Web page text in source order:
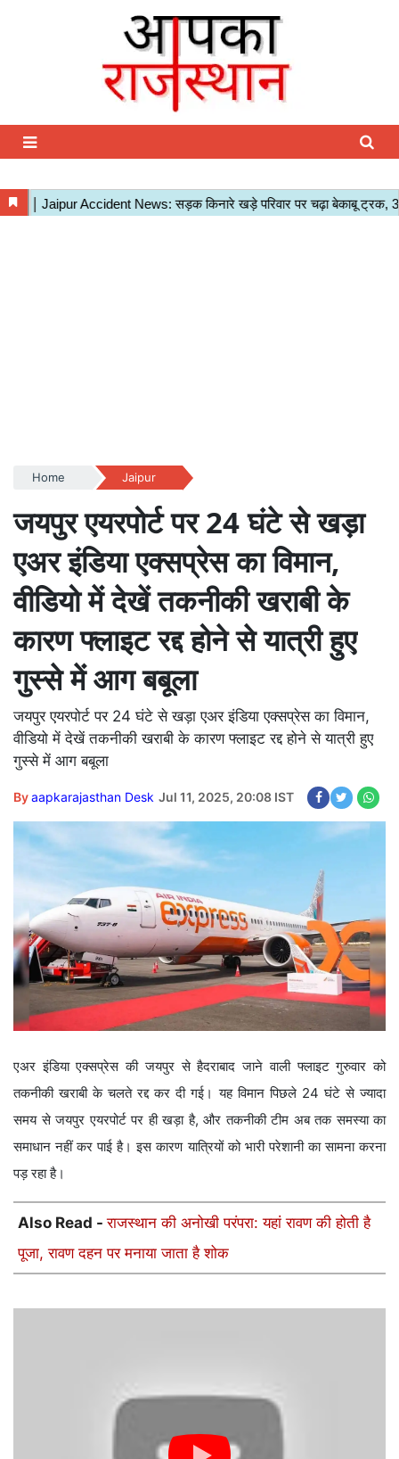
Home Jaipur
जयपुर एयरपोर्ट पर 24 घंटे से खड़ा
एअर इंडिया एक्सप्रेस का विमान,
वीडियो में देखें तकनीकी खराबी के
कारण फ्लाइट रद्द होने से यात्री हुए
गुस्से में आग बबूला
जयपुर एयरपोर्ट पर 24 घंटे से खड़ा एअर इंडिया एक्सप्रेस का विमान,
वीडियो में देखें तकनीकी खराबी के कारण फ्लाइट रद्द होने से यात्री हुए
गुस्से में आग बबूला
Byaapkarajasthan Desk Jul 11, 2025, 20:08 IST
एअर इंडिया एक्सप्रेस की जयपुर से हैदराबाद जाने वाली फ्लाइट गुरुवार को
तकनीकी खराबी के चलते रद्द कर दी गई। यह विमान पिछले 24 घंटे से ज्यादा
समय से जयपुर एयरपोर्ट पर ही खड़ा है, और तकनीकी टीम अब तक समस्या का
समाधान नहीं कर पाई है। इस कारण यात्रियों को भारी परेशानी का सामना करना
पड़ रहा है।
Also Read -राजस्थान की अनोखी परंपरा: यहां रावण की होती है
पूजा, रावण दहन पर मनाया जाता है शोक